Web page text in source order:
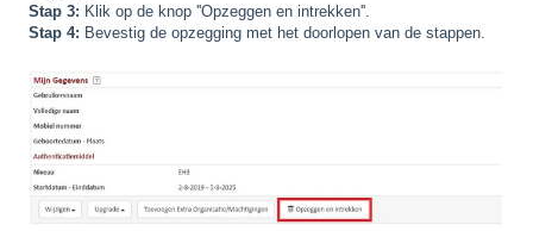
Stap 3: Klik op de knop ''Opzeggen en intrekken''.
Stap 4: Bevestig de opzegging met het doorlopen van de stappen.